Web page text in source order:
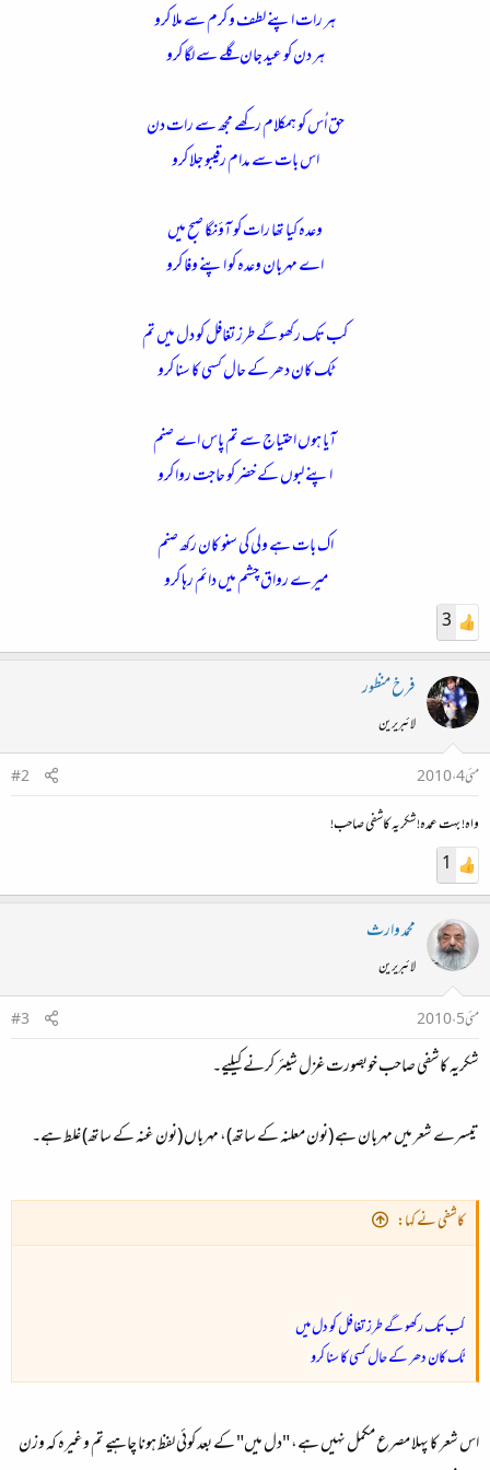
ہر رات اپنے لطف و کرم سے ملا کرو
ہر دن کو عید جان گلے سے لگا کرو
حق اُس کو ہمکلام رکھے مجھ سے رات دن
اس بات سے مدام رقیبو جلا کرو
وعدہ کیا تھا رات کو آؤنگا صبح میں
اے مہربان وعدہ کو اپنے وفا کرو
کب تک رکھو گے طرز تغافل کو دل میں تم
ٹک کان دھر کے حال کسی کا سنا کرو
آیا ہوں احتیاج سے تم پاس اے صنم
اپنے لبوں کے خضر کو حاجت روا کرو
اک بات ہےولیکی سنو کان رکھ صنم
میرے رواق چشم میں دائم رہا کرو
3
فرخ منظور
لائبریرین
مئی 4، 2010
#2
واہ! بہت عمدہ! شکریہ کاشفی صاحب!
1
محمد وارث
لائبریرین
مئی 5، 2010
#3
شکریہ کاشفی صاحب خوبصورت غزل شیئر کرنے کیلیے۔
تیسرے شعر میں مہربان ہے (نون معلنہ کے ساتھ)، مہرباں (نون غنہ کے ساتھ) غلط ہے۔
کاشفی نے کہا:
کب تک رکھو گے طرز تغافل کو دل میں
ٹک کان دھر کے حال کسی کا سنا کرو
اس شعر کا پہلا مصرع مکمل نہیں ہے، "دل میں" کے بعد کوئی لفظ ہونا چاہیے تم وغیرہ کہ وزن